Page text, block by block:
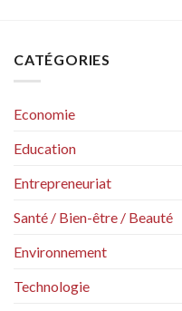
CATÉGORIES
Economie
Education
Entrepreneuriat
Santé / Bien-être / Beauté
Environnement
Technologie